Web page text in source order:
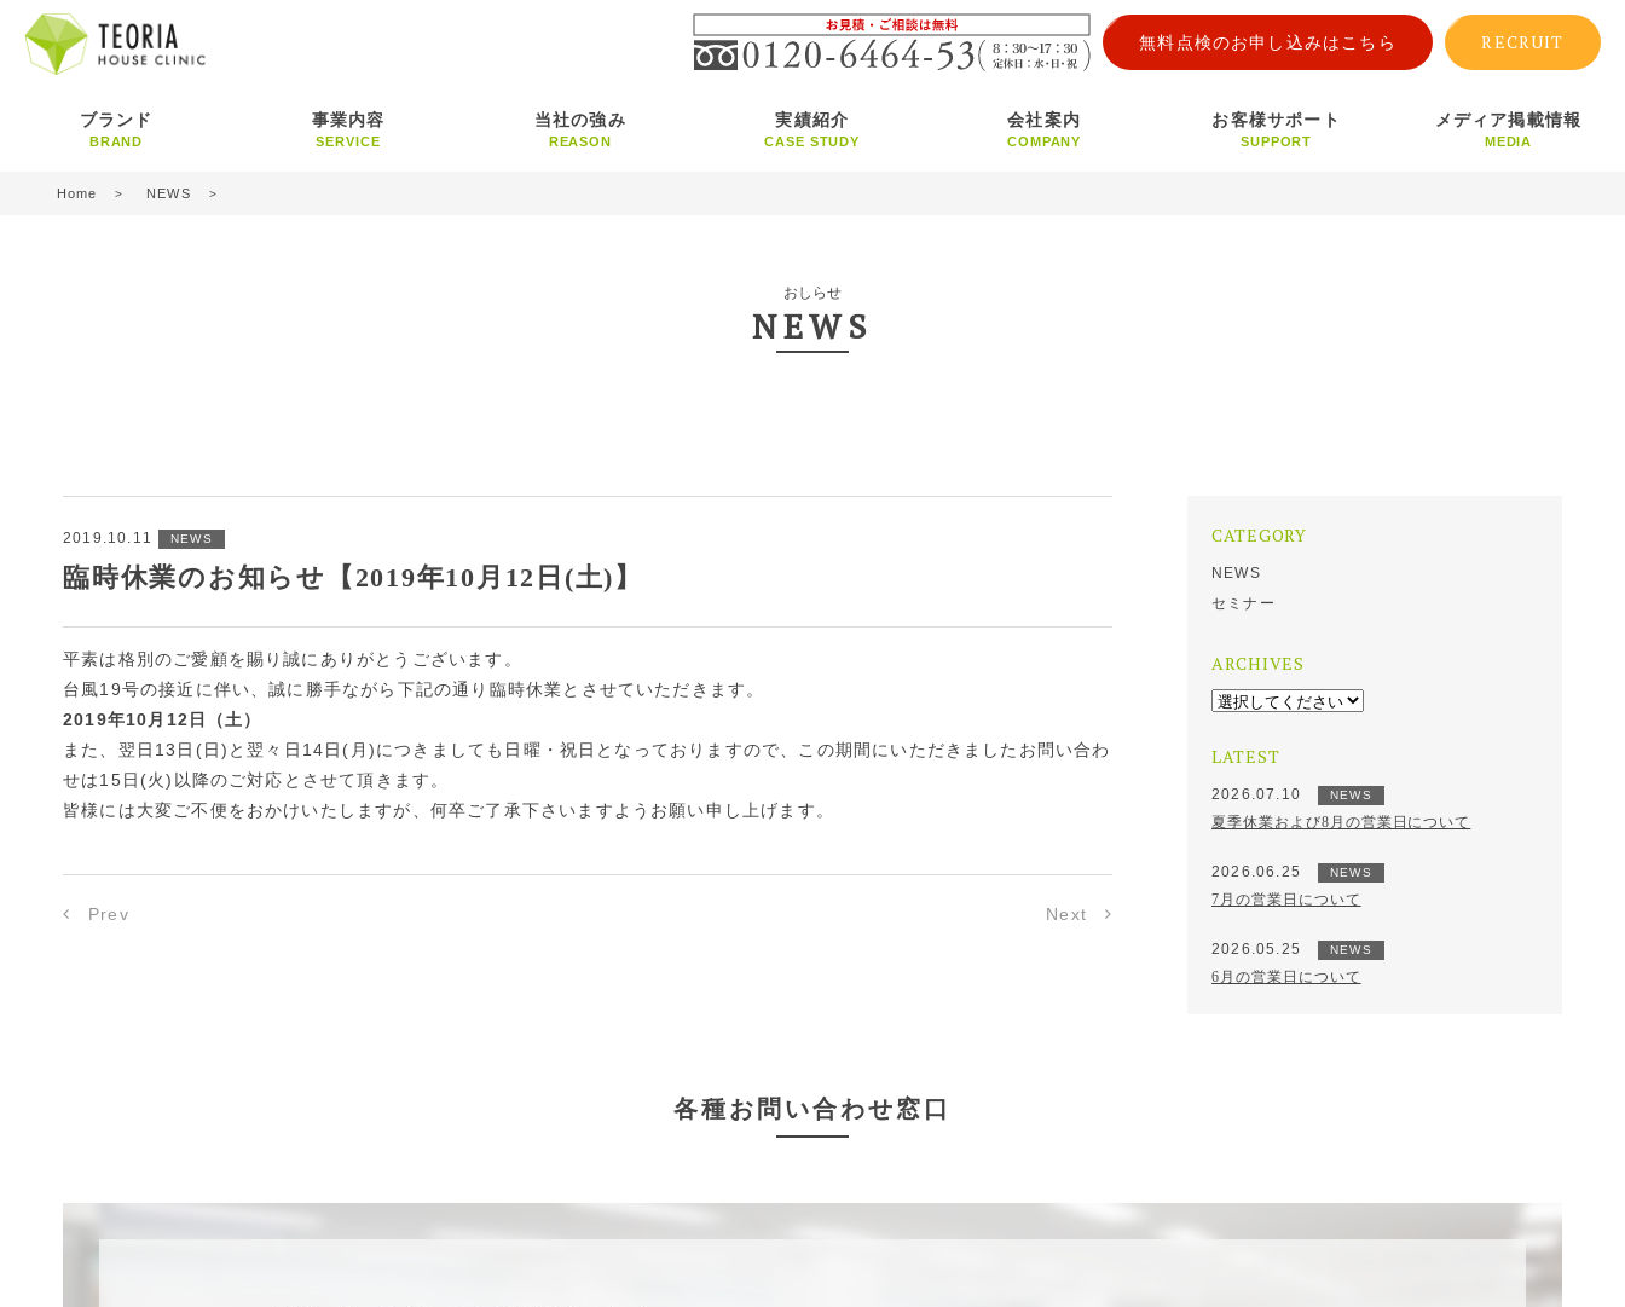
無料点検のお申し込みはこちら RECRUIT
ブランド
BRAND
事業内容
SERVICE
当社の強み
REASON
実績紹介
CASE STUDY
会社案内
COMPANY
お客様サポート
SUPPORT
メディア掲載情報
MEDIA
Home NEWS
おしらせ
NEWS
2019.10.11 NEWS
臨時休業のお知らせ【2019年10月12日(土)】
平素は格別のご愛顧を賜り誠にありがとうございます。
台風19号の接近に伴い、誠に勝手ながら下記の通り臨時休業とさせていただきます。
2019年10月12日（土）
また、翌日13日(日)と翌々日14日(月)につきましても日曜・祝日となっておりますので、この期間にいただきましたお問い合わ
せは15日(火)以降のご対応とさせて頂きます。
皆様には大変ご不便をおかけいたしますが、何卒ご了承下さいますようお願い申し上げます。
Prev Next
CATEGORY
NEWS
セミナー
ARCHIVES
LATEST
2026.07.10 NEWS
夏季休業および8月の営業日について
2026.06.25 NEWS
7月の営業日について
2026.05.25 NEWS
6月の営業日について
各種お問い合わせ窓口